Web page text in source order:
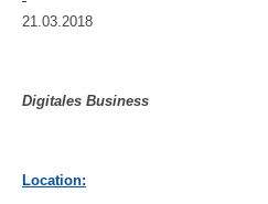
21.03.2018
Digitales Business
Location: